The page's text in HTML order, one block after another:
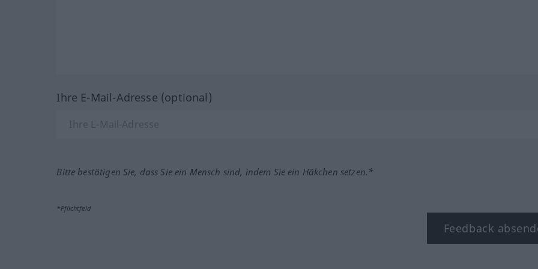
Ihre E-Mail-Adresse (optional)
Bitte bestätigen Sie, dass Sie ein Mensch sind, indem Sie ein Häkchen setzen.*
*Pflichtfeld
Feedback